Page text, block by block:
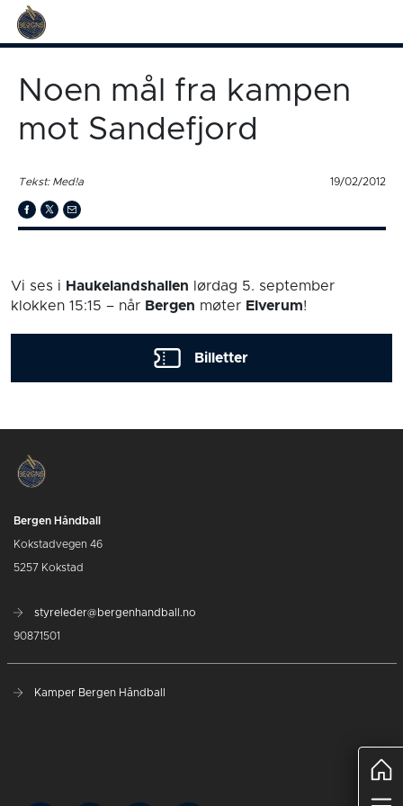
Noen mål fra kampen
mot Sandefjord
Tekst: Med!a 19/02/2012
Vi ses i Haukelandshallen lørdag 5. september
klokken 15:15 – når Bergen møter Elverum!
Billetter
Bergen Håndball
Kokstadvegen 46
5257 Kokstad
styreleder@bergenhandball.no
90871501
Kamper Bergen Håndball